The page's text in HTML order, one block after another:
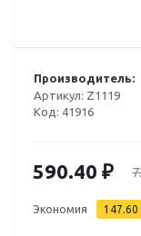
Производитель:
Артикул: Z1119
Код: 41916
590.40 ₽
Экономия 147.60